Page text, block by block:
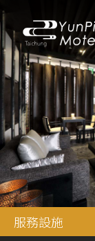
服務設施